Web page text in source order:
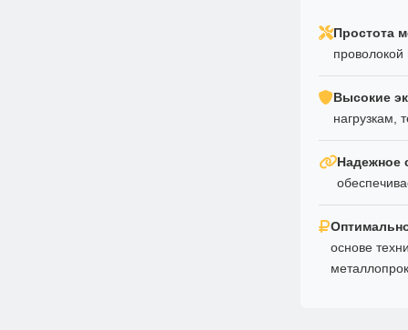
Простота
Высокие
нагрузкам,
Надежное
основе